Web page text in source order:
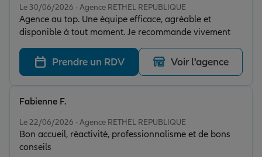
Le 30/06/2026 - Agence RETHEL REPUBLIQUE
Agence au top. Une équipe efficace, agréable et
disponible à tout moment. Je recommande vivement
Prendre un RDV Voir l'agence
Le 22/06/2026 - Agence RETHEL REPUBLIQUE
Bon accueil, réactivité, professionnalisme et de bons
conseils
Fabienne F.